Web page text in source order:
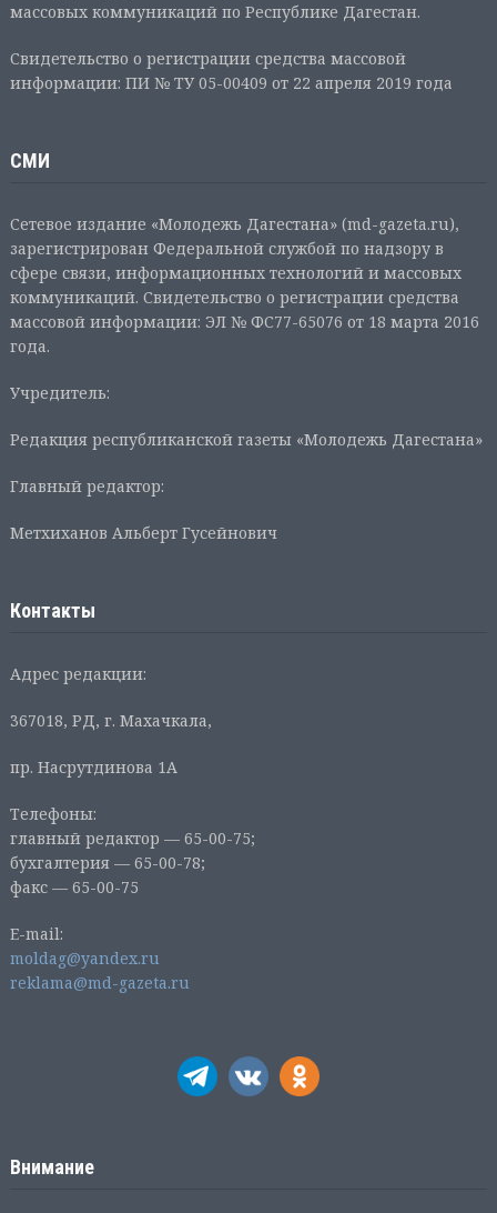
массовых коммуникаций по Республике Дагестан.
Свидетельство о регистрации средства массовой
информации: ПИ № ТУ 05-00409 от 22 апреля 2019 года
СМИ
Сетевое издание «Молодежь Дагестана» (md-gazeta.ru),
зарегистрирован Федеральной службой по надзору в
сфере связи, информационных технологий и массовых
коммуникаций. Свидетельство о регистрации средства
массовой информации: ЭЛ № ФС77-65076 от 18 марта 2016
года.
Учредитель:
Редакция республиканской газеты «Молодежь Дагестана»
Главный редактор:
Метхиханов Альберт Гусейнович
Контакты
Адрес редакции:
367018, РД, г. Махачкала,
пр. Насрутдинова 1А
Телефоны:
главный редактор — 65-00-75;
бухгалтерия — 65-00-78;
факс — 65-00-75
E-mail:
moldag@yandex.ru
reklama@md-gazeta.ru
Внимание